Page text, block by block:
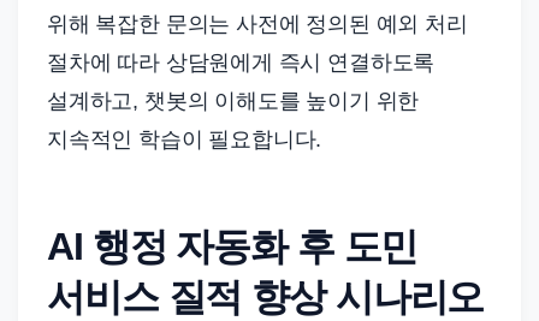
위해 복잡한 문의는 사전에 정의된 예외 처리
절차에 따라 상담원에게 즉시 연결하도록
설계하고, 챗봇의 이해도를 높이기 위한
지속적인 학습이 필요합니다.
AI 행정 자동화 후 도민
서비스 질적 향상 시나리오